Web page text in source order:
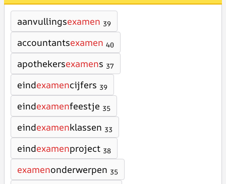
aanvullingsexamen 39
accountantsexamen 40
apothekersexamens 37
eindexamencijfers 39
eindexamenfeestje 35
eindexamenklassen 33
eindexamenproject 38
examenonderwerpen 35